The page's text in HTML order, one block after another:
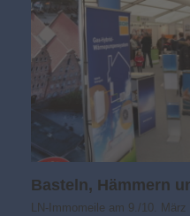
Basteln, Hämmern
LN-Immomeile am 9./10.